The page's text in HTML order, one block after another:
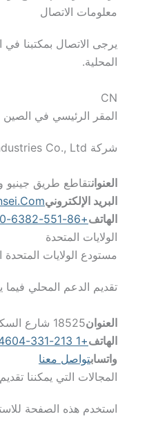
معلومات الاتصال
يرجى الاتصال بمكتبنا
المحلية.
CN
المقر الرئيسي في الصين
شركة Gensei Global Industries Co., Ltd.
العنوانتقاطع طريق جينيو
البريد الإلكتروني
الهاتف+86-551-6382-9580
الولايات المتحدة
مستودع الولايات المتحدة
تقديم الدعم المحلي
العنوان18525 شارع السكة الحديد، مدينة الصناعة، كاليفورنيا 91748
الهاتف+1 213-331-4604
واتسابتواصل معنا
المجالات التي يمكننا
استخدم هذه الصفحة